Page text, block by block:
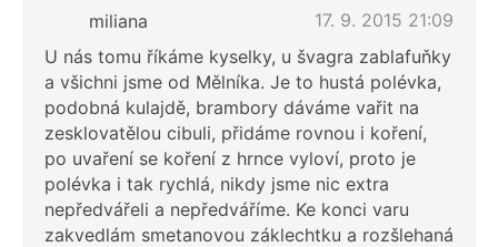
miliana
17. 9. 2015 21:09
U nás tomu říkáme kyselky, u švagra zablafuňky
a všichni jsme od Mělníka. Je to hustá polévka,
podobná kulajdě, brambory dáváme vařit na
zesklovatělou cibuli, přidáme rovnou i koření,
po uvaření se koření z hrnce vyloví, proto je
polévka i tak rychlá, nikdy jsme nic extra
nepředvářeli a nepředváříme. Ke konci varu
zakvedlám smetanovou záklechtku a rozšlehaná